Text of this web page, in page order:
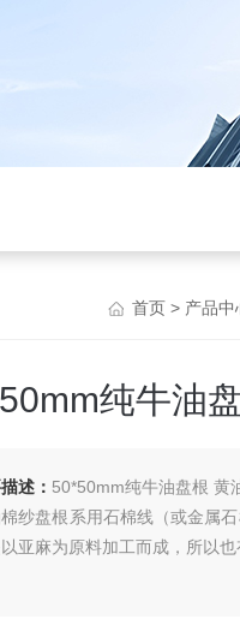
首页 > 产品中
纯牛油
述： 50*50mm纯牛油盘根 黄
纱盘根系用石棉线（或金属
亚麻为原料加工而成，所以也